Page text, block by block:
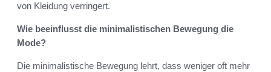
von Kleidung verringert.
Wie beeinflusst die minimalistischen Bewegung die
Mode?
Die minimalistische Bewegung lehrt, dass weniger oft mehr